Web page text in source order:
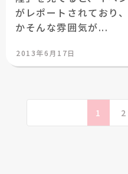
がレポートされており
かそんな雰囲気が...
投
日:
2013年6月17日
投
の
1 2